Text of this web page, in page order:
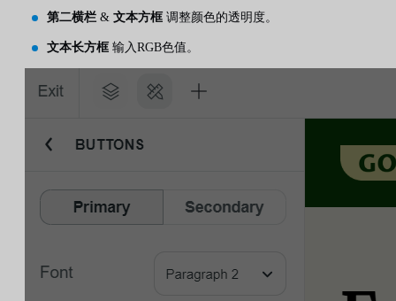
第二横栏 & 文本方框 调整颜色的透明度。
文本长方框 输入RGB色值。